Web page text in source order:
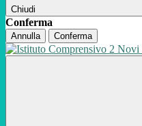
Chiudi
Conferma
Annulla Conferma